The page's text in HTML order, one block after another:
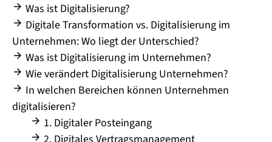
Was ist Digitalisierung?
Digitale Transformation vs. Digitalisierung im
Unternehmen: Wo liegt der Unterschied?
Was ist Digitalisierung im Unternehmen?
Wie verändert Digitalisierung Unternehmen?
In welchen Bereichen können Unternehmen
digitalisieren?
1. Digitaler Posteingang